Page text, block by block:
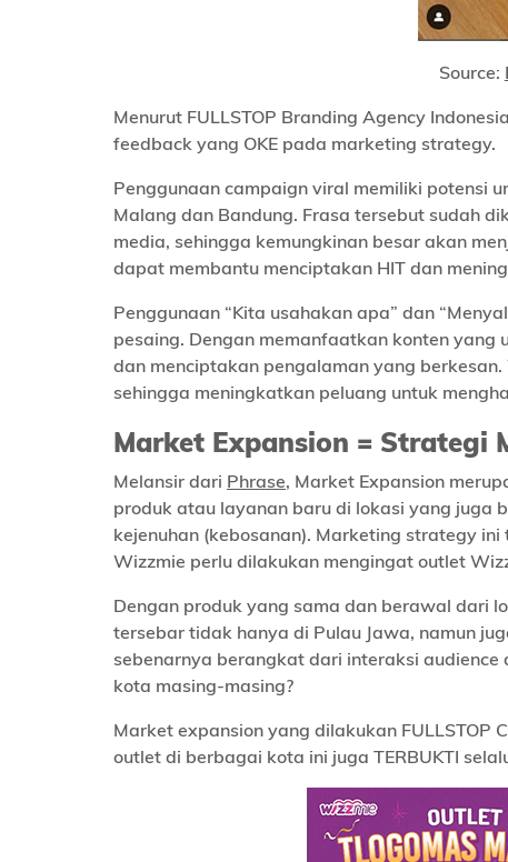
Source:
Menurut FULLSTOP Branding Agency
feedback yang OKE pada marketing strategy.
Penggunaan campaign viral memiliki potensi
Malang dan Bandung. Frasa tersebut sudah
media, sehingga kemungkinan besar akan
dapat membantu menciptakan HIT dan
Penggunaan “Kita usahakan apa” dan
pesaing. Dengan memanfaatkan konten
dan menciptakan pengalaman yang
sehingga meningkatkan peluang untuk
Market Expansion = Strategi
Melansir dari Phrase, Market Expansion
produk atau layanan baru di lokasi yang juga
kejenuhan (kebosanan). Marketing strategy
Wizzmie perlu dilakukan mengingat outlet
Dengan produk yang sama dan berawal dari
tersebar tidak hanya di Pulau Jawa, namun
sebenarnya berangkat dari interaksi audience
kota masing-masing?
Market expansion yang dilakukan FULLSTOP
outlet di berbagai kota ini juga TERBUKTI